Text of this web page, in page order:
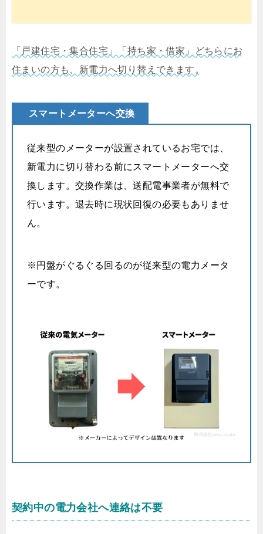
「戸建住宅・集合住宅」「持ち家・借家」どちらにお
住まいの方も、新電力へ切り替えできます。
スマートメーターへ交換
従来型のメーターが設置されているお宅では、
新電力に切り替わる前にスマートメーターへ交
換します。交換作業は、送配電事業者が無料で
行います。退去時に現状回復の必要もありませ
ん。
※円盤がぐるぐる回るのが従来型の電力メータ
ーです。
契約中の電力会社へ連絡は不要